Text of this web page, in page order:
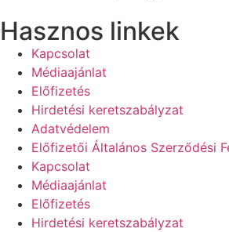
Hasznos linkek
Kapcsolat
Médiaajánlat
Előfizetés
Hirdetési keretszabályzat
Adatvédelem
Előfizetői Általános Szerződési
Kapcsolat
Médiaajánlat
Előfizetés
Hirdetési keretszabályzat